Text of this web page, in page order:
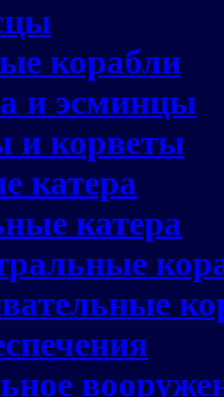
корабли
и эсминцы
и корветы
катера
катера